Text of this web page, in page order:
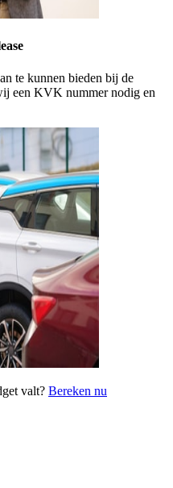
te kunnen bieden bij de
een KVK nummer nodig en
valt? Bereken nu